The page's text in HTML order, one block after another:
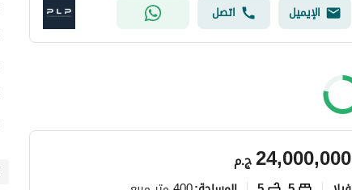
الإيميل اتصل
ج.م24,000,000